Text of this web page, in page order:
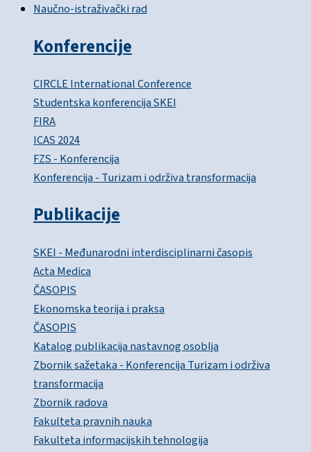
Naučno-istraživački rad
Konferencije
CIRCLE International Conference
Studentska konferencija SKEI
FIRA
ICAS 2024
FZS - Konferencija
Konferencija - Turizam i održiva transformacija
Publikacije
SKEI - Međunarodni interdisciplinarni časopis
Acta Medica
ČASOPIS
Ekonomska teorija i praksa
ČASOPIS
Katalog publikacija nastavnog osoblja
Zbornik sažetaka - Konferencija Turizam i održiva
transformacija
Zbornik radova
Fakulteta pravnih nauka
Fakulteta informacijskih tehnologija